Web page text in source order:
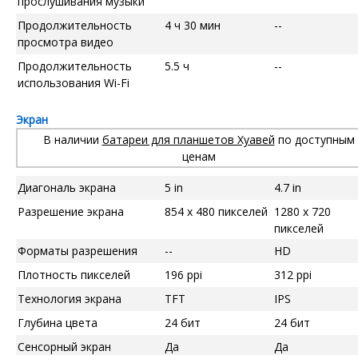
Продолжительность
просмотра видео
4 ч 30 мин --
Продолжительность
использования Wi-Fi
5.5 ч --
Экран
В наличии батареи для планшетов Хуавей по доступным
ценам
Диагональ экрана 5 in
4.7 in
Разрешение экрана
854 x 480 пикселей 1280 x 720
пикселей
Форматы разрешения
--
HD
Плотность пикселей
196 ppi
312 ppi
Технология экрана
TFT
IPS
Глубина цвета
24 бит
24 бит
Сенсорный экран
Да
Да